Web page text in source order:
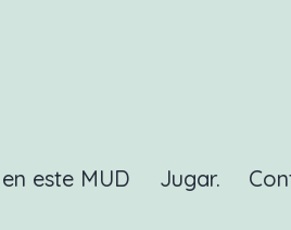
este MUD Jugar.